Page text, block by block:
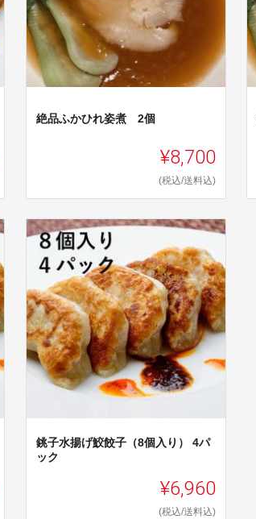
絶品ふかひれ姿煮 2個
¥8,700
(税込/送料込)
銚子水揚げ鮫餃子（8個入り） 4パ
ック
¥6,960
(税込/送料込)